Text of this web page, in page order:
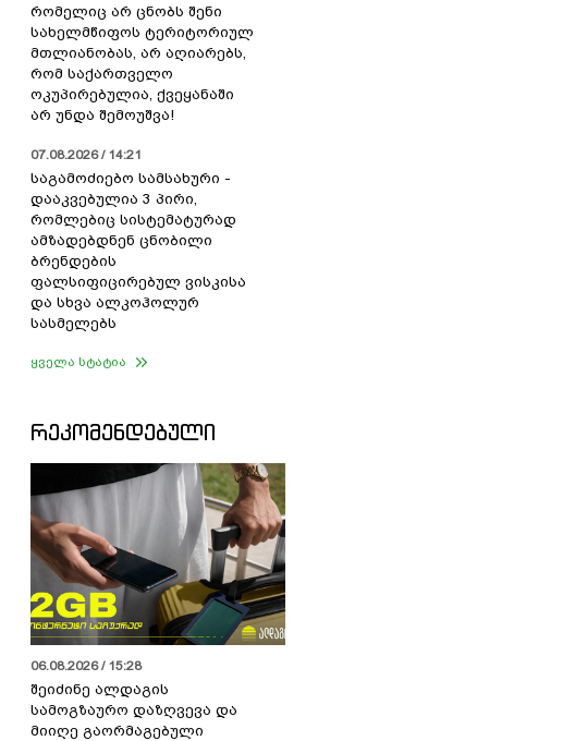
რომელიც არ ცნობს შენი
სახელმწიფოს ტერიტორიულ
მთლიანობას, არ აღიარებს,
რომ საქართველო
ოკუპირებულია, ქვეყანაში
არ უნდა შემოუშვა!
07.08.2026 / 14:21
საგამოძიებო სამსახური -
დააკვებულია 3 პირი,
რომლებიც სისტემატურად
ამზადებდნენ ცნობილი
ბრენდების
ფალსიფიცირებულ ვისკისა
და სხვა ალკოჰოლურ
სასმელებს
ყველა სტატია
ᲠᲔᲙᲝᲛᲔᲜᲓᲔᲑᲣᲚᲘ
06.08.2026 / 15:28
შეიძინე ალდაგის
სამოგზაურო დაზღვევა და
მიიღე გაორმაგებული